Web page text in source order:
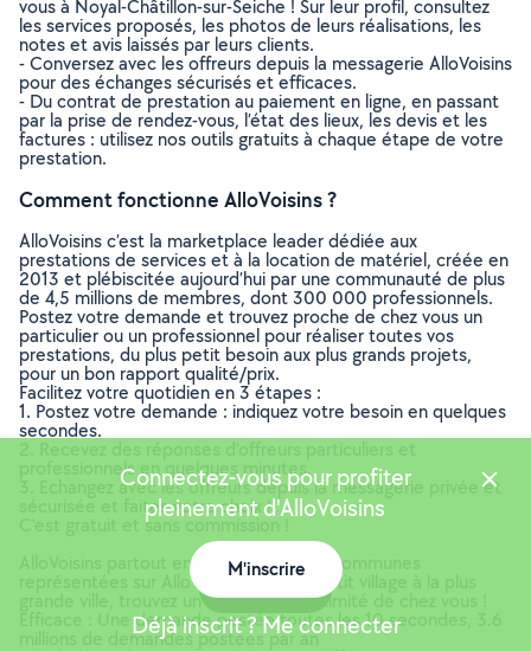
vous à Noyal-Châtillon-sur-Seiche ! Sur leur profil, consultez
les services proposés, les photos de leurs réalisations, les
notes et avis laissés par leurs clients.
- Conversez avec les offreurs depuis la messagerie AlloVoisins
pour des échanges sécurisés et efficaces.
- Du contrat de prestation au paiement en ligne, en passant
par la prise de rendez-vous, l’état des lieux, les devis et les
factures : utilisez nos outils gratuits à chaque étape de votre
prestation.
Comment fonctionne AlloVoisins ?
AlloVoisins c’est la marketplace leader dédiée aux
prestations de services et à la location de matériel, créée en
2013 et plébiscitée aujourd’hui par une communauté de plus
de 4,5 millions de membres, dont 300 000 professionnels.
Postez votre demande et trouvez proche de chez vous un
particulier ou un professionnel pour réaliser toutes vos
prestations, du plus petit besoin aux plus grands projets,
pour un bon rapport qualité/prix.
Facilitez votre quotidien en 3 étapes :
1. Postez votre demande : indiquez votre besoin en quelques
secondes.
professionnels en quelques minutes.
3. Echangez avec les offreurs depuis la messagerie privée et
sécurisée et faites votre choix !
C’est gratuit et sans commission !
AlloVoisins partout en France : 35 000 communes
représentées sur AlloVoisins, du plus petit village à la plus
grande ville, trouvez un membre à proximité de chez vous !
Efficace : Une demande postée toutes les 10 secondes, 3.6
millions de demandes postées par an
Connectez-vous pour profiter
pleinement d'AlloVoisins
M'inscrire
Déjà inscrit ? Me connecter